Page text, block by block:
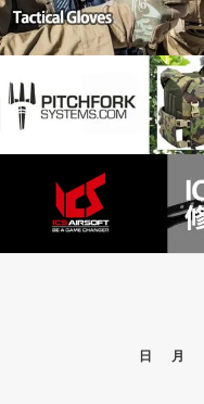
日
月